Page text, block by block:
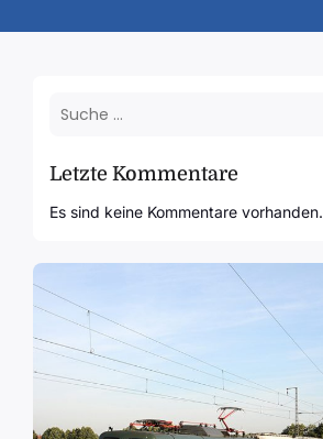
Letzte Kommentare
Es sind keine Kommentare vorhanden.